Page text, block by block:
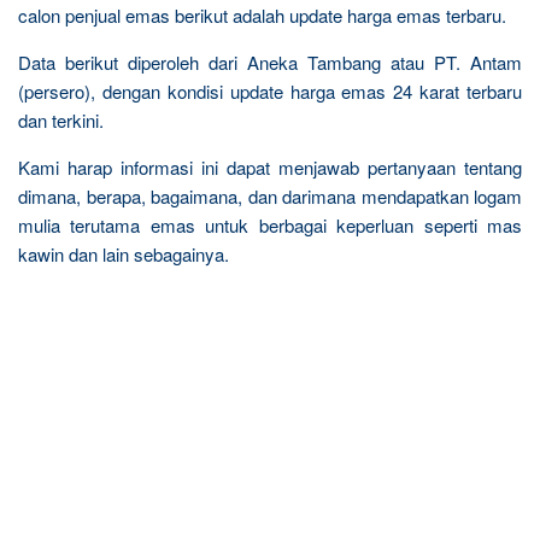
calon penjual emas berikut adalah update harga emas terbaru.
Data berikut diperoleh dari Aneka Tambang atau PT. Antam
(persero), dengan kondisi update harga emas 24 karat terbaru
dan terkini.
Kami harap informasi ini dapat menjawab pertanyaan tentang
dimana, berapa, bagaimana, dan darimana mendapatkan logam
mulia terutama emas untuk berbagai keperluan seperti mas
kawin dan lain sebagainya.